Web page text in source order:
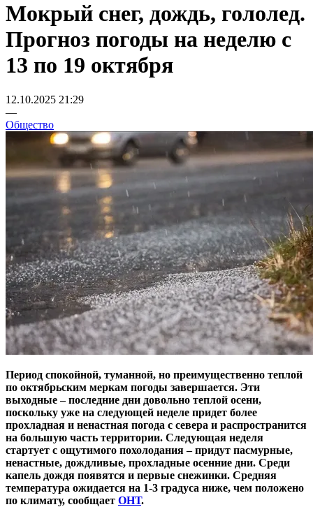
Мокрый снег, дождь, гололед.
Прогноз погоды на неделю с
13 по 19 октября
12.10.2025 21:29
—
Общество
Период спокойной, туманной, но преимущественно теплой
по октябрьским меркам погоды завершается. Эти
выходные – последние дни довольно теплой осени,
поскольку уже на следующей неделе придет более
прохладная и ненастная погода с севера и распространится
на большую часть территории. Следующая неделя
стартует с ощутимого похолодания – придут пасмурные,
ненастные, дождливые, прохладные осенние дни. Среди
капель дождя появятся и первые снежинки. Средняя
температура ожидается на 1-3 градуса ниже, чем положено
по климату, сообщает ОНТ.